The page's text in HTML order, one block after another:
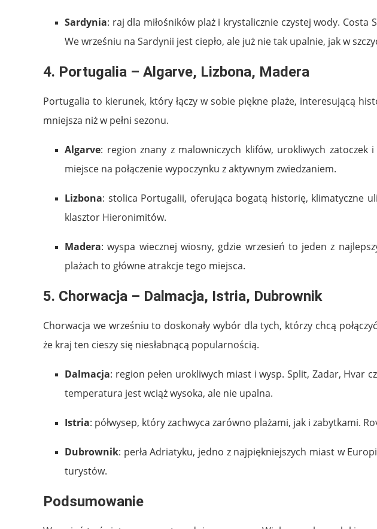
Sardynia: raj dla miłośników plaż i krystalicznie czystej wody.
We wrześniu na Sardynii jest ciepło, ale już nie tak upalnie, jak w
4. Portugalia – Algarve, Lizbona, Madera
Portugalia to kierunek, który łączy w sobie piękne plaże, interesującą
mniejsza niż w pełni sezonu.
Algarve: region znany z malowniczych klifów, urokliwych
miejsce na połączenie wypoczynku z aktywnym zwiedzaniem.
Lizbona: stolica Portugalii, oferująca bogatą historię, klimatyczne
klasztor Hieronimitów.
Madera: wyspa wiecznej wiosny, gdzie wrzesień to jeden z
plażach to główne atrakcje tego miejsca.
5. Chorwacja – Dalmacja, Istria, Dubrownik
Chorwacja we wrześniu to doskonały wybór dla tych, którzy chcą
że kraj ten cieszy się niesłabnącą popularnością.
Dalmacja: region pełen urokliwych miast i wysp. Split, Zadar, Hvar
temperatura jest wciąż wysoka, ale nie upalna.
Istria: półwysep, który zachwyca zarówno plażami, jak i zabytkami.
Dubrownik: perła Adriatyku, jedno z najpiękniejszych miast w
turystów.
Podsumowanie